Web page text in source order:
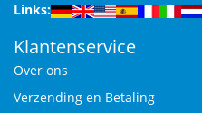
Links:
Klantenservice
Over ons
Verzending en Betaling